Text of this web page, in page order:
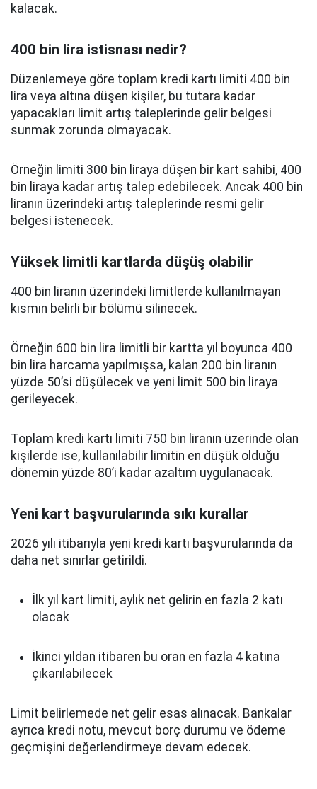
kalacak.
400 bin lira istisnası nedir?
Düzenlemeye göre toplam kredi kartı limiti 400 bin
lira veya altına düşen kişiler, bu tutara kadar
yapacakları limit artış taleplerinde gelir belgesi
sunmak zorunda olmayacak.
Örneğin limiti 300 bin liraya düşen bir kart sahibi, 400
bin liraya kadar artış talep edebilecek. Ancak 400 bin
liranın üzerindeki artış taleplerinde resmi gelir
belgesi istenecek.
Yüksek limitli kartlarda düşüş olabilir
400 bin liranın üzerindeki limitlerde kullanılmayan
kısmın belirli bir bölümü silinecek.
Örneğin 600 bin lira limitli bir kartta yıl boyunca 400
bin lira harcama yapılmışsa, kalan 200 bin liranın
yüzde 50’si düşülecek ve yeni limit 500 bin liraya
gerileyecek.
Toplam kredi kartı limiti 750 bin liranın üzerinde olan
kişilerde ise, kullanılabilir limitin en düşük olduğu
dönemin yüzde 80’i kadar azaltım uygulanacak.
Yeni kart başvurularında sıkı kurallar
2026 yılı itibarıyla yeni kredi kartı başvurularında da
daha net sınırlar getirildi.
İlk yıl kart limiti, aylık net gelirin en fazla 2 katı
olacak
İkinci yıldan itibaren bu oran en fazla 4 katına
çıkarılabilecek
Limit belirlemede net gelir esas alınacak. Bankalar
ayrıca kredi notu, mevcut borç durumu ve ödeme
geçmişini değerlendirmeye devam edecek.